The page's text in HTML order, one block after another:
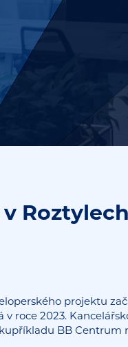
projektu
v roce 2023.
BB Centrum